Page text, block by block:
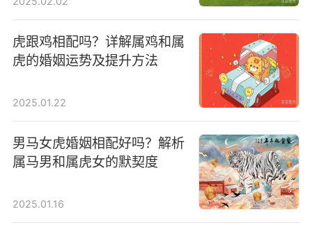
虎跟鸡相配吗？详解属鸡和属
虎的婚姻运势及提升方法
2025.01.22
男马女虎婚姻相配好吗？解析
属马男和属虎女的默契度
2025.01.16